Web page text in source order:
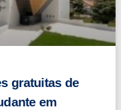
gratuitas de
em